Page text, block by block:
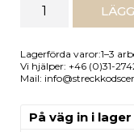
Lagerförda varor:1–3
Vi hjälper: +46 (0)31-
Mail:
På väg in i